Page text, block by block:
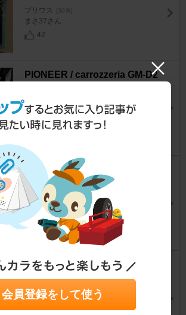
プリウス [30系]
まさ37さん
42
PIONEER / carrozzeria GM-D2
プリウス [30系]
のりから めんたいさん
86
不明 メッシュ サンシェード
プリウス
masa.44さん
53
トヨタ(純正) GRX120系マーク
Ｘ Sパッケージ（18インチ）
プリウス [30系]
会員登録をして使う